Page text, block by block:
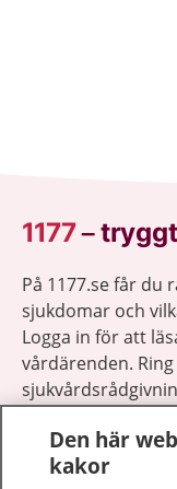
1177–
På 1177.se får du
sjukdomar och
Logga in för att
vårdärenden.
1177 ger dig råd
Den här
kakor